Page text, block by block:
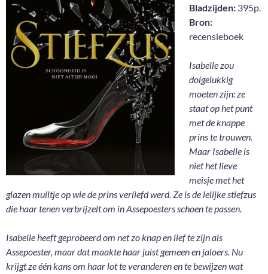
Bladzijden: 395p.
Bron:
recensieboek
Isabelle zou
dolgelukkig
moeten zijn: ze
staat op het punt
met de knappe
prins te trouwen.
Maar Isabelle is
niet het lieve
meisje met het
glazen muiltje op wie de prins verliefd werd. Ze is de lelijke stiefzus
die haar tenen verbrijzelt om in Assepoesters schoen te passen.
Isabelle heeft geprobeerd om net zo knap en lief te zijn als
Assepoester, maar dat maakte haar juist gemeen en jaloers. Nu
krijgt ze één kans om haar lot te veranderen en te bewijzen wat